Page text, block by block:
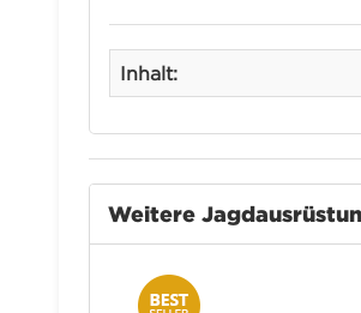
Inhalt:
Weitere